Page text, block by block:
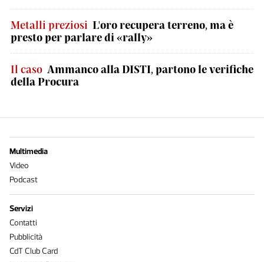
Metalli preziosi L'oro recupera terreno, ma è
presto per parlare di «rally»
Il caso Ammanco alla DISTI, partono le verifiche
della Procura
Multimedia
Video
Podcast
Servizi
Contatti
Pubblicità
CdT Club Card